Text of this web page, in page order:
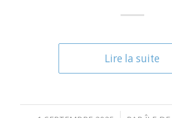
Lire la suite